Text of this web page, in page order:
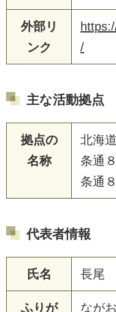
外部リ
ンク
/
主な活動拠点
拠点の
名称
北海
条通
条通
代表者情報
氏名 長尾
ふりが
なが